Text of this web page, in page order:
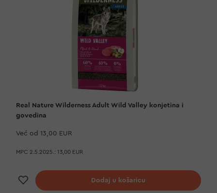
Real Nature Wilderness Adult Wild Valley konjetina i
govedina
Već od 13,00 EUR
MPC 2.5.2025.: 13,00 EUR
Dodaj na listu želja
Dodaj u košaricu